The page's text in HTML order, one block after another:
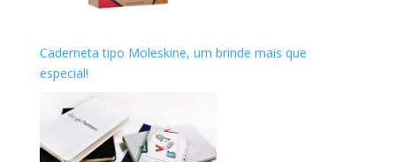
Caderneta tipo Moleskine, um brinde mais que
especial!